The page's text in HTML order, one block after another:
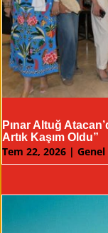
Pınar Altuğ
Artık Kaşım Oldu”
Tem 22, 2026 | Genel